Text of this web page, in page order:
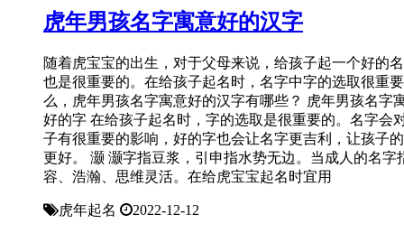
虎年男孩名字寓意好的汉字
随着虎宝宝的出生，对于父母来说，给孩子起一个好的
也是很重要的。在给孩子起名时，名字中字的选取很重
么，虎年男孩名字寓意好的汉字有哪些？ 虎年男孩名字
好的字 在给孩子起名时，字的选取是很重要的。名字会
子有很重要的影响，好的字也会让名字更吉利，让孩子
更好。 灏 灏字指豆浆，引申指水势无边。当成人的名字
容、浩瀚、思维灵活。在给虎宝宝起名时宜用
虎年起名 2022-12-12